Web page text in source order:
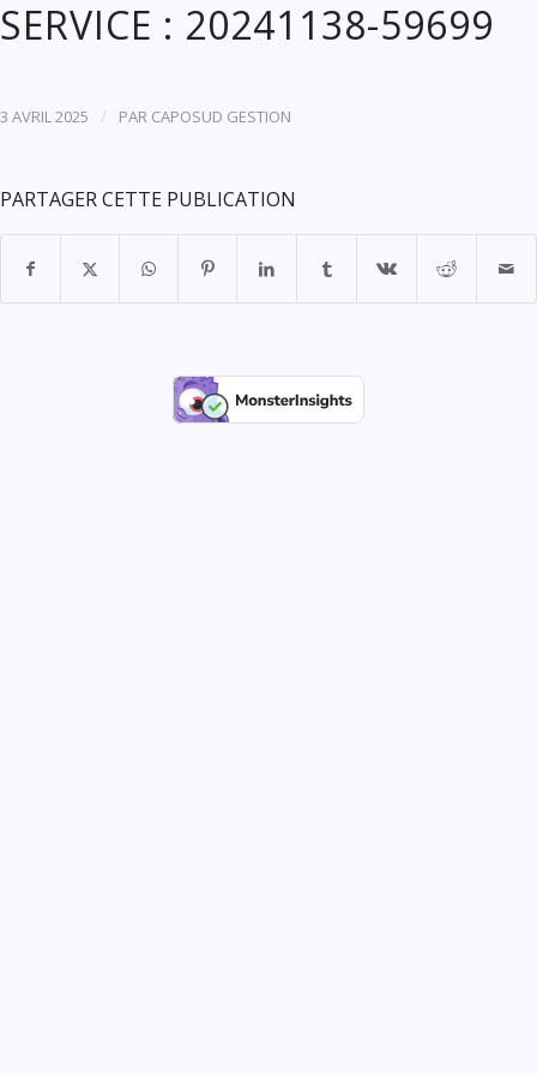
SERVICE : 20241138-59699
3 AVRIL 2025 / PAR CAPOSUD GESTION
PARTAGER CETTE PUBLICATION